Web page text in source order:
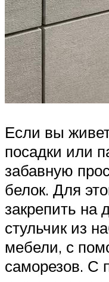
Если вы
посадки или
забавную
белок. Для
закрепить на
стульчик из
мебели, с
саморезов. С